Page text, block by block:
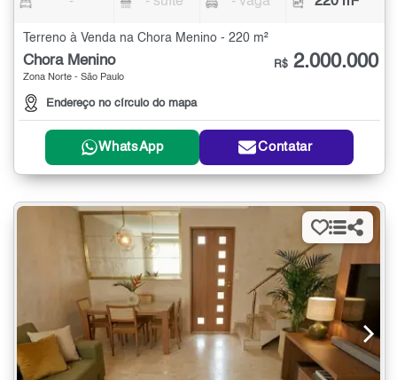
Terreno à Venda na Chora Menino - 220 m²
Chora Menino
Zona Norte - São Paulo
Endereço no círculo do mapa
R$ 2.000.000
WhatsApp Contatar